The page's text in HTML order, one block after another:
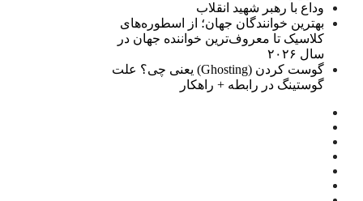
وداع با رهبر شهید انقلاب
بهترین خوانندگان جهان؛ از اسطوره‌های
کلاسیک تا معروف‌ترین خواننده جهان در
سال ۲۰۲۶
گوست کردن (Ghosting) یعنی چی؟ علت
گوستینگ در رابطه + راهکار